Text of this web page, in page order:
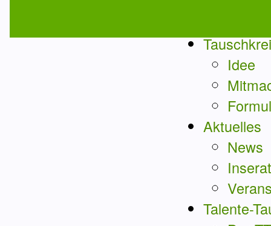
Idee
Aktuelles
News
Talente-